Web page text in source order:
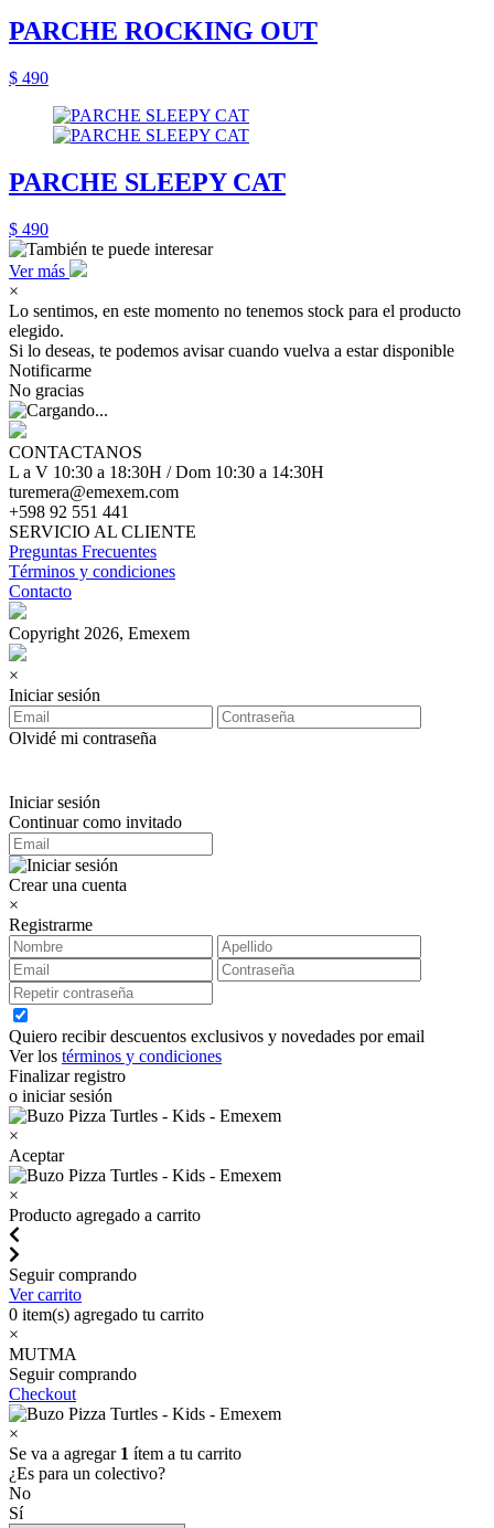
PARCHE ROCKING OUT
$ 490
PARCHE SLEEPY CAT
$ 490
Ver más
×
Lo sentimos, en este momento no tenemos stock para el producto
elegido.
Si lo deseas, te podemos avisar cuando vuelva a estar disponible
Notificarme
No gracias
CONTACTANOS
L a V 10:30 a 18:30H / Dom 10:30 a 14:30H
turemera@emexem.com
+598 92 551 441
SERVICIO AL CLIENTE
Preguntas Frecuentes
Términos y condiciones
Contacto
Copyright 2026, Emexem
×
Iniciar sesión
Olvidé mi contraseña
Iniciar sesión
Continuar como invitado
Crear una cuenta
×
Registrarme
Quiero recibir descuentos exclusivos y novedades por email
Ver los términos y condiciones
Finalizar registro
o iniciar sesión
×
Aceptar
×
Producto agregado a carrito
Seguir comprando
Ver carrito
0 item(s) agregado tu carrito
×
MUTMA
Seguir comprando
Checkout
×
Se va a agregar 1 ítem a tu carrito
¿Es para un colectivo?
No
Sí